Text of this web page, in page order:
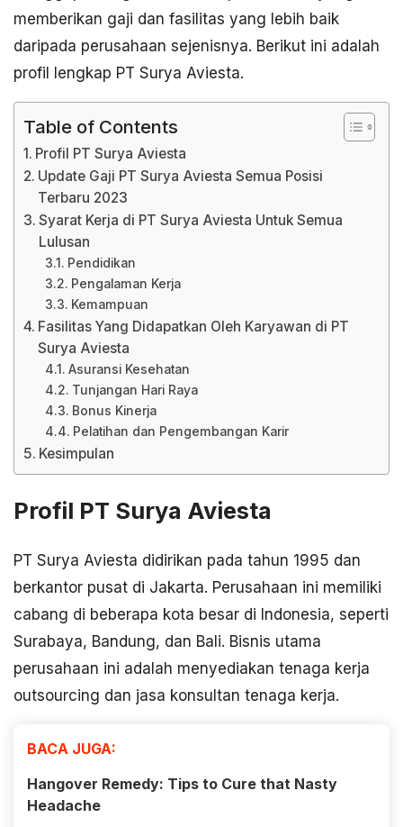
memberikan gaji dan fasilitas yang lebih baik
daripada perusahaan sejenisnya. Berikut ini adalah
profil lengkap PT Surya Aviesta.
Table of Contents
Profil PT Surya Aviesta
Update Gaji PT Surya Aviesta Semua Posisi
Terbaru 2023
Syarat Kerja di PT Surya Aviesta Untuk Semua
Lulusan
Pendidikan
Pengalaman Kerja
Kemampuan
Fasilitas Yang Didapatkan Oleh Karyawan di PT
Surya Aviesta
Asuransi Kesehatan
Tunjangan Hari Raya
Bonus Kinerja
Pelatihan dan Pengembangan Karir
Kesimpulan
Profil PT Surya Aviesta
PT Surya Aviesta didirikan pada tahun 1995 dan
berkantor pusat di Jakarta. Perusahaan ini memiliki
cabang di beberapa kota besar di Indonesia, seperti
Surabaya, Bandung, dan Bali. Bisnis utama
perusahaan ini adalah menyediakan tenaga kerja
outsourcing dan jasa konsultan tenaga kerja.
BACA JUGA:
Hangover Remedy: Tips to Cure that Nasty
Headache